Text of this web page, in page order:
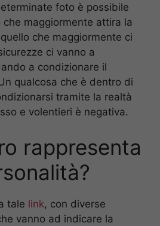
foto è possibile
che maggiormente attira la
che maggiormente ci
ci vanno a
a condizionare il
qualcosa che è dentro di
tramite la realtà
e volentieri è negativa.
rappresenta
tale link, con diverse
vanno ad indicare la